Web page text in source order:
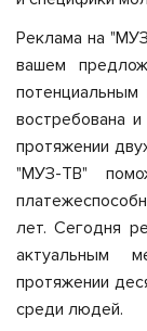
Реклама на
вашем
востребована
протяжении
"МУЗ-ТВ"
лет. Сегодня
актуальным
протяжении
среди людей.